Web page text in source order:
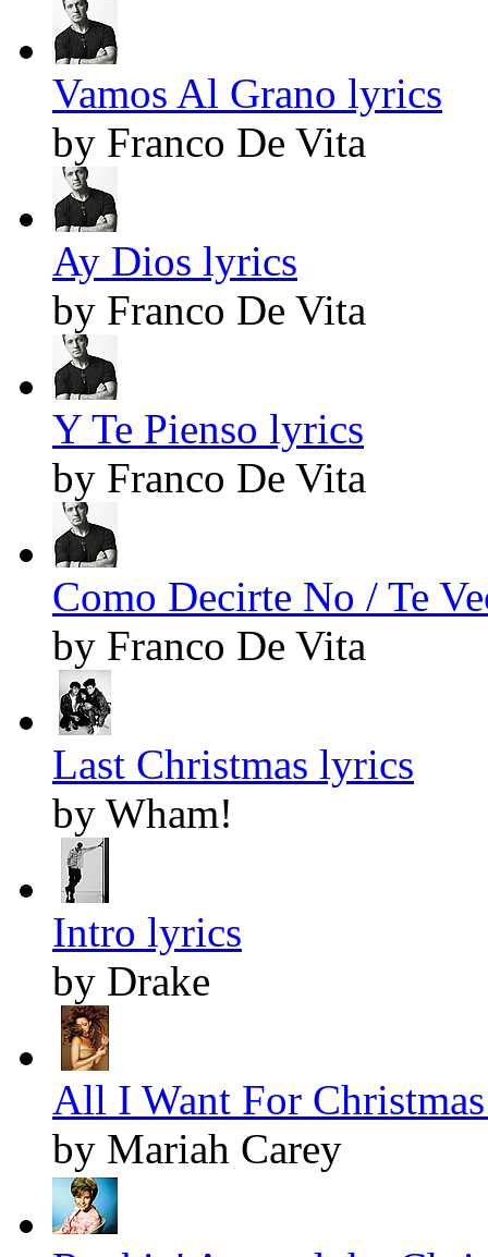
Vamos Al Grano lyrics
by Franco De Vita
Ay Dios lyrics
by Franco De Vita
Y Te Pienso lyrics
by Franco De Vita
Como Decirte No / Te
by Franco De Vita
Last Christmas lyrics
by Wham!
Intro lyrics
by Drake
All I Want For
by Mariah Carey